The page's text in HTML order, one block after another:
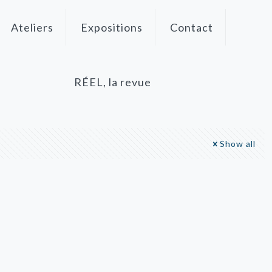
Ateliers Expositions Contact
RÉEL, la revue
Show all